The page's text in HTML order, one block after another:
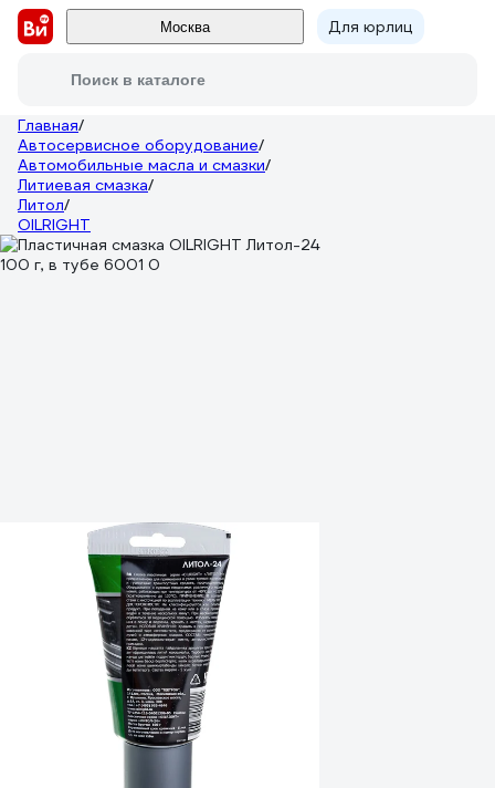
Москва Для юрлиц
Поиск в каталоге
Главная/
Автосервисное оборудование/
Автомобильные масла и смазки/
Литиевая смазка/
Литол/
OILRIGHT